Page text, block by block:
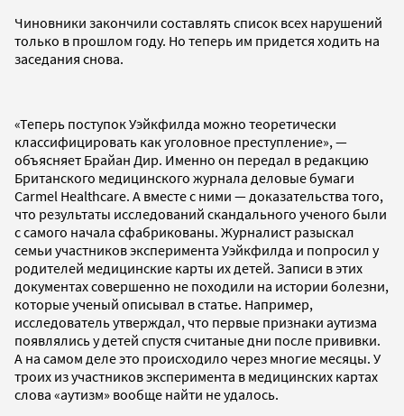
Чиновники закончили составлять список всех нарушений
только в прошлом году. Но теперь им придется ходить на
заседания снова.
«Теперь поступок Уэйкфилда можно теоретически
классифицировать как уголовное преступление», —
объясняет Брайан Дир. Именно он передал в редакцию
Британского медицинского журнала деловые бумаги
Carmel Healthcare. А вместе с ними — доказательства того,
что результаты исследований скандального ученого были
с самого начала сфабрикованы. Журналист разыскал
семьи участников эксперимента Уэйкфилда и попросил у
родителей медицинские карты их детей. Записи в этих
документах совершенно не походили на истории болезни,
которые ученый описывал в статье. Например,
исследователь утверждал, что первые признаки аутизма
появлялись у детей спустя считаные дни после прививки.
А на самом деле это происходило через многие месяцы. У
троих из участников эксперимента в медицинских картах
слова «аутизм» вообще найти не удалось.